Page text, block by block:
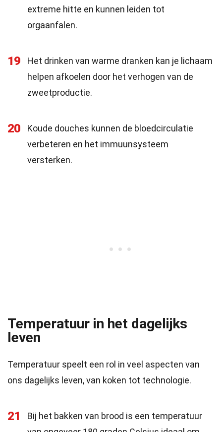
extreme hitte en kunnen leiden tot
orgaanfalen.
19
Het drinken van warme dranken kan je lichaam
helpen afkoelen door het verhogen van de
zweetproductie.
20
Koude douches kunnen de bloedcirculatie
verbeteren en het immuunsysteem
versterken.
Temperatuur in het dagelijks
leven
Temperatuur speelt een rol in veel aspecten van
ons dagelijks leven, van koken tot technologie.
21
Bij het bakken van brood is een temperatuur